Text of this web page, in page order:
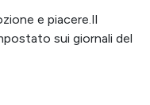
e piacere.Il
sui giornali del